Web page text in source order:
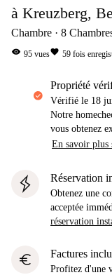
à Kreuzberg,
Chambre 8
visibility 95 vuesfavorite 59 fois
propriété
Vérifié le 18
Notre
vous obtenez
En savoir
Réservation
Obtenez une
acceptée
réservation
euro Factures
Profitez d'une